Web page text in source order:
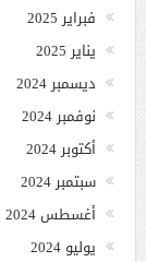
فبراير 2025
يناير 2025
ديسمبر 2024
نوفمبر 2024
أكتوبر 2024
سبتمبر 2024
أغسطس 2024
يوليو 2024